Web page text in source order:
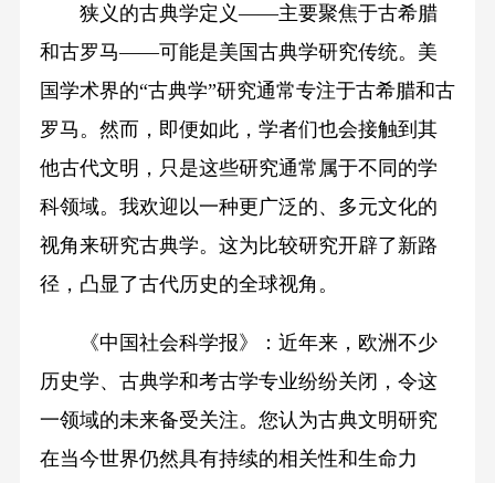
狭义的古典学定义——主要聚焦于古希腊
和古罗马——可能是美国古典学研究传统。美
国学术界的“古典学”研究通常专注于古希腊和古
罗马。然而，即便如此，学者们也会接触到其
他古代文明，只是这些研究通常属于不同的学
科领域。我欢迎以一种更广泛的、多元文化的
视角来研究古典学。这为比较研究开辟了新路
径，凸显了古代历史的全球视角。
《中国社会科学报》：近年来，欧洲不少
历史学、古典学和考古学专业纷纷关闭，令这
一领域的未来备受关注。您认为古典文明研究
在当今世界仍然具有持续的相关性和生命力